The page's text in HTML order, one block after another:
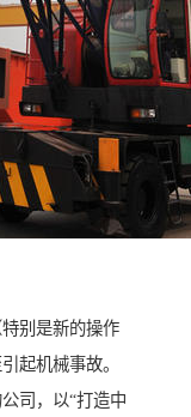
别是新的操作
起机械事故。
司，以“打造中